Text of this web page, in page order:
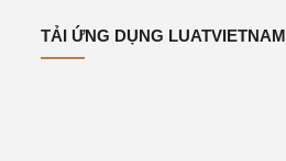
TẢI ỨNG DỤNG LUATVIETNAM